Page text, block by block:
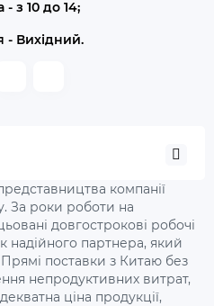
- з 10 до 14;
- Вихідний.
компанії
За роки роботи на
довгострокові робочі
надійного партнера, який
поставки з Китаю без
непродуктивних витрат,
ціна продукції,